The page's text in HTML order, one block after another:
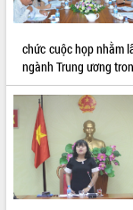
chức cuộc họp nhằm
ngành Trung ương